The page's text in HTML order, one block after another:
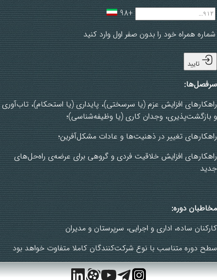
+98
شماره همراه خود را بدون صفر اول وارد کنید
تایید
سرفصل‌ها:
راهکارهای افزایش عزم (یا سرسختی)، پایداری (یا استحکام)، تاب‌آوری
و بازگشت‌پذیری، وجدان کاری (یا وظیفه‌شناسی)؛
راهکارهای تغییر در ذهنیت‌ها و عادات مشکل‌آفرین؛
راهکارهای افزایش خلاقیت فردی و گروهی برای عرضه‌ی راه‌حل‌های
جدید
مخاطبان دوره:
کارکنان ساده، اداری و اجرایی، سرپرستان و مدیران
سطح دوره متناسب با نوع شرکت‌کنندگان کاملا متفاوت خواهد بود